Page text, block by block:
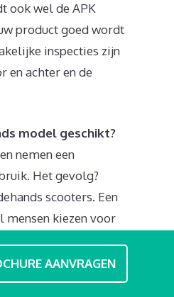
ook wel de APK
product goed wordt
inspecties zijn
en achter en de
model geschikt?
nemen een
Het gevolg?
scooters. Een
mensen kiezen voor
u een heel
Bovendien is er
AANVRAGEN